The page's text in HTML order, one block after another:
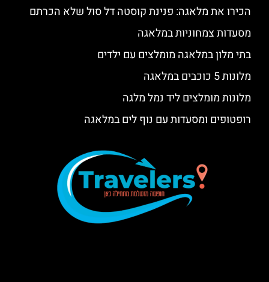
הכירו את מלאגה: פנינת קוסטה דל סול שלא הכרתם
מסעדות צמחוניות במלאגה
בתי מלון במלאגה מומלצים עם ילדים
מלונות 5 כוכבים במלאגה
מלונות מומלצים ליד נמל מלגה
רופטופים ומסעדות עם נוף לים במלאגה